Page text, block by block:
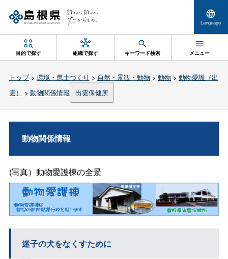
Language
目的で探す 組織で探す キーワード検索 メニュー
トップ> 環境・県土づくり > 自然・景観・動物 > 動物 > 動物愛護（出
雲）
> 動物関係情報 出雲保健所
動物関係情報
(写真）動物愛護棟の全景
迷子の犬をなくすために